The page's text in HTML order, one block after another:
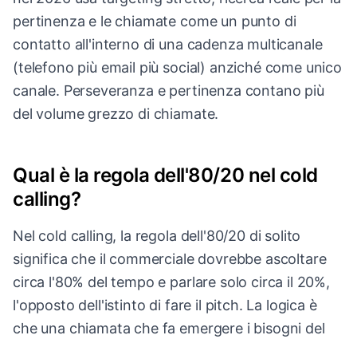
pertinenza e le chiamate come un punto di
contatto all'interno di una cadenza multicanale
(telefono più email più social) anziché come unico
canale. Perseveranza e pertinenza contano più
del volume grezzo di chiamate.
Qual è la regola dell'80/20 nel cold
calling?
Nel cold calling, la regola dell'80/20 di solito
significa che il commerciale dovrebbe ascoltare
circa l'80% del tempo e parlare solo circa il 20%,
l'opposto dell'istinto di fare il pitch. La logica è
che una chiamata che fa emergere i bisogni del